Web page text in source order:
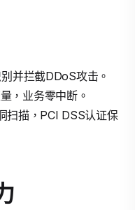
并拦截DDoS攻击。
，业务零中断。
扫描，PCI DSS认证保